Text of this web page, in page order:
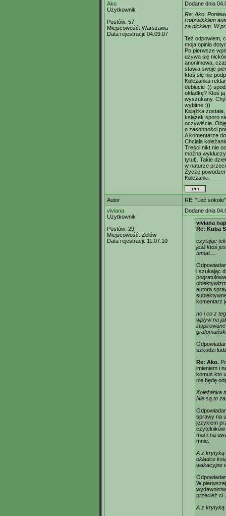
Ako
Użytkownik
Postów: 57
Miejscowość: Warszawa
Data rejestracji: 04.09.07
Dodane dnia
Re: Ako.
i nazwiskiem
za nickiem. W
Też odpowiem,
moja opinia
Po pierwsze
używa się
anonimowa,
stawia swoje
ktoś się nie
Koleżanka
debiucie :))
okładkę? Ktoś
wyszukany.
wybitne :))
Książka
książek sporo
oczywiście.
o zasobności
A komentarze
Chciała
Treści nikt nie
można
tytuł). Takie
w naturze
Życzę
Koleżanki.
Autor
RE: "Leć
viviana
Użytkownik
Postów: 29
Miejscowość: Zelów
Data rejestracji: 11.07.10
Dodane dnia
viviana
Re: Kuba
czytając
jeśli ktoś
temat....
i szukając
autora
komentarz
no i co z
wpływ na
szkodzi
Re: Ako.
imieniem i
komuś kto
nie będę
Koleżanka
Nie są to
sprawy na
językiem
mam na
mnie.
A z krytyką
okładce
wakacyjne
W
przecież ci
A z krytyką